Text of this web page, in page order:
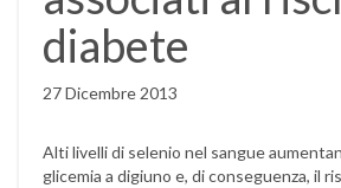
diabete
27 Dicembre 2013
Alti livelli di selenio nel sangue
glicemia a digiuno e, di conseguenza, il